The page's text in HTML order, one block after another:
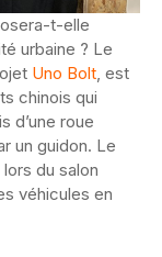
t-elle
urbaine ? Le
Uno Bolt, est
chinois qui
d’une roue
un guidon. Le
du salon
véhicules en